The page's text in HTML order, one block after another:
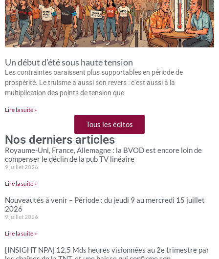
Un début d’été sous haute tension
Les contraintes paraissent plus supportables en période de
prospérité. Le truisme a aussi son revers : c’est aussi à la
multiplication des points de tension que
Lire la suite »
Tous les éditos
Nos derniers articles
Royaume-Uni, France, Allemagne : la BVOD est encore loin de
compenser le déclin de la pub TV linéaire
9 juillet 2026
Lire la suite »
Nouveautés à venir – Période : du jeudi 9 au mercredi 15 juillet
2026
9 juillet 2026
Lire la suite »
[INSIGHT NPA] 12,5 Mds heures visionnées au 2e trimestre par